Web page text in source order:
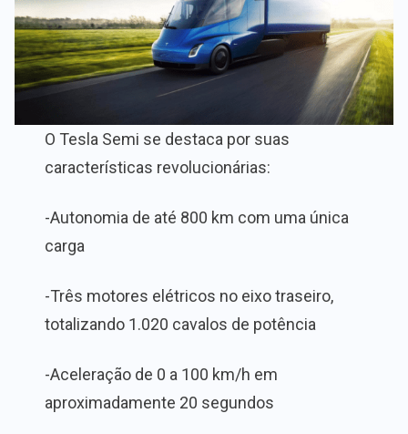
O Tesla Semi se destaca por suas
características revolucionárias:
-Autonomia de até 800 km com uma única
carga
-Três motores elétricos no eixo traseiro,
totalizando 1.020 cavalos de potência
-Aceleração de 0 a 100 km/h em
aproximadamente 20 segundos